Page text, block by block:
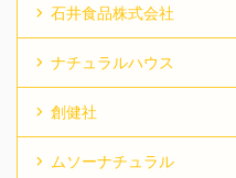
石井食品株式会社
ナチュラルハウス
創健社
ムソーナチュラル